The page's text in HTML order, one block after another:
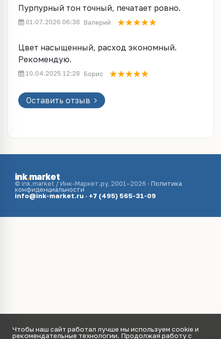
Пурпурный тон точный, печатает ровно.
01.07.2026 06:38 Валерий
Цвет насыщенный, расход экономный.
Рекомендую.
10.04.2025 12:28 Борис
Оставить отзыв
ink.market
© ink.market / Инк-Маркет.ру, 2001–2026 · Политика
конфиденциальности
info@ink-market.ru · +7 (495) 565-31-09
Чтобы наш сайт работал лучше мы используем cookie и
рекомендательные технологии. Продолжая работу с